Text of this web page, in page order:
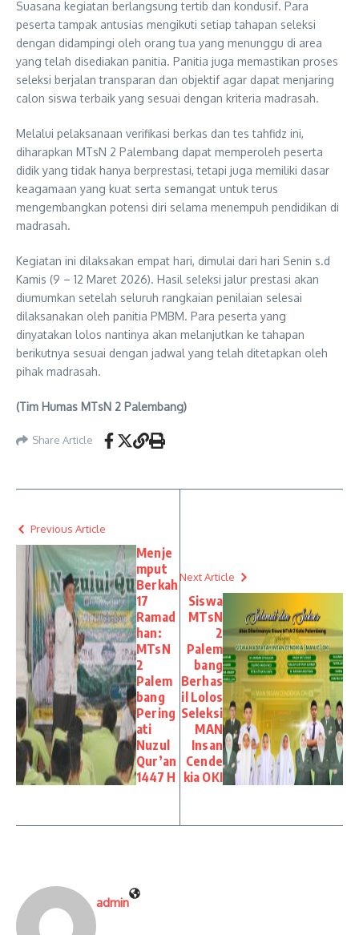
Suasana kegiatan berlangsung tertib dan kondusif. Para
peserta tampak antusias mengikuti setiap tahapan seleksi
dengan didampingi oleh orang tua yang menunggu di area
yang telah disediakan panitia. Panitia juga memastikan proses
seleksi berjalan transparan dan objektif agar dapat menjaring
calon siswa terbaik yang sesuai dengan kriteria madrasah.
Melalui pelaksanaan verifikasi berkas dan tes tahfidz ini,
diharapkan MTsN 2 Palembang dapat memperoleh peserta
didik yang tidak hanya berprestasi, tetapi juga memiliki dasar
keagamaan yang kuat serta semangat untuk terus
mengembangkan potensi diri selama menempuh pendidikan di
madrasah.
Kegiatan ini dilaksakan empat hari, dimulai dari hari Senin s.d
Kamis (9 – 12 Maret 2026). Hasil seleksi jalur prestasi akan
diumumkan setelah seluruh rangkaian penilaian selesai
dilaksanakan oleh panitia PMBM. Para peserta yang
dinyatakan lolos nantinya akan melanjutkan ke tahapan
berikutnya sesuai dengan jadwal yang telah ditetapkan oleh
pihak madrasah.
(Tim Humas MTsN 2 Palembang)
Share Article
Previous Article
Menje
mput
Berkah
17
Ramad
han:
MTsN
2
Palem
bang
Pering
ati
Nuzul
Qur’an
1447 H
Next Article
Siswa
MTsN
2
Palem
bang
Berhas
il Lolos
Seleksi
MAN
Insan
Cende
kia OKI
admin